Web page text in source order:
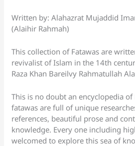
p
p
o
o
k
n s
Written by: Alahazrat Mujaddid
(Alaihir Rahmah)
This collection of Fatawas are
revivalist of Islam in the 14th
Raza Khan Bareilvy Rahmatullah
This is no doubt an encyclopedia of
fatawas are full of unique
references, beautiful prose and
knowledge. Every one including
welcomed to explore this sea of